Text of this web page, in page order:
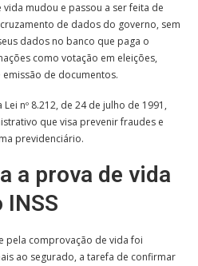
mudou e passou a ser feita de
de dados do governo, sem
dados no banco que paga o
como votação em eleições,
emissão de documentos.
nº 8.212, de 24 de julho de 1991,
que visa prevenir fraudes e
previdenciário.
a prova de vida
pela comprovação de vida foi
ao segurado, a tarefa de confirmar